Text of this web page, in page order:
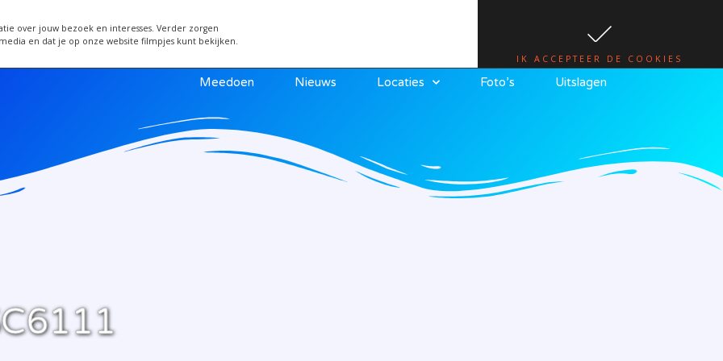
over jouw bezoek en interesses. Verder zorgen
en dat je op onze website filmpjes kunt bekijken.
IK ACCEPTEER DE COOKIES
24 juni wordt een week verplaatst i.v.m. warmte.
Meedoen Nieuws Locaties Foto’s Uitslagen